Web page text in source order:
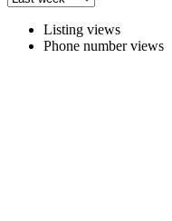
Listing views
Phone number views